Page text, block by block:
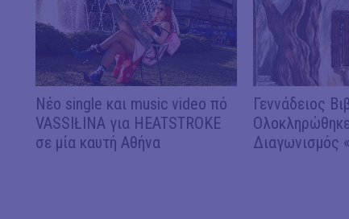
Νέο single και music video πό
VASSIŁINA για HEATSTROKE
σε μία καυτή Αθήνα
Γεννάδειος
Διαγωνισμός